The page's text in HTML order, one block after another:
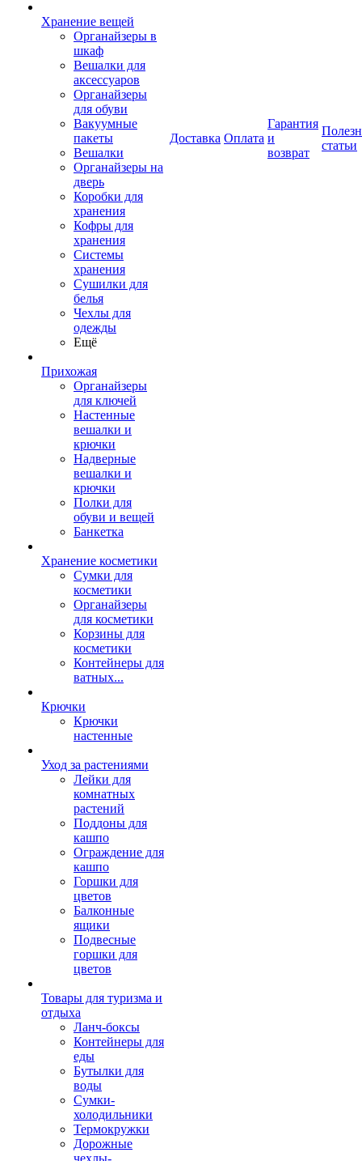
Хранение вещей
Органайзеры в
шкаф
Вешалки для
аксессуаров
Органайзеры
для обуви
Вакуумные
пакеты
Вешалки
Органайзеры на
дверь
Коробки для
хранения
Кофры для
хранения
Системы
хранения
Сушилки для
белья
Чехлы для
одежды
Ещё
Прихожая
Органайзеры
для ключей
Настенные
вешалки и
крючки
Надверные
вешалки и
крючки
Полки для
обуви и вещей
Банкетка
Хранение косметики
Сумки для
косметики
Органайзеры
для косметики
Корзины для
косметики
Контейнеры для
ватных...
Крючки
Крючки
настенные
Уход за растениями
Лейки для
комнатных
растений
Поддоны для
кашпо
Ограждение для
кашпо
Горшки для
цветов
Балконные
ящики
Подвесные
горшки для
цветов
Товары для туризма и
отдыха
Ланч-боксы
Контейнеры для
еды
Бутылки для
воды
Сумки-
холодильники
Термокружки
Дорожные
чехлы-
Доставка Оплата
Гарантия
и
возврат
статьи